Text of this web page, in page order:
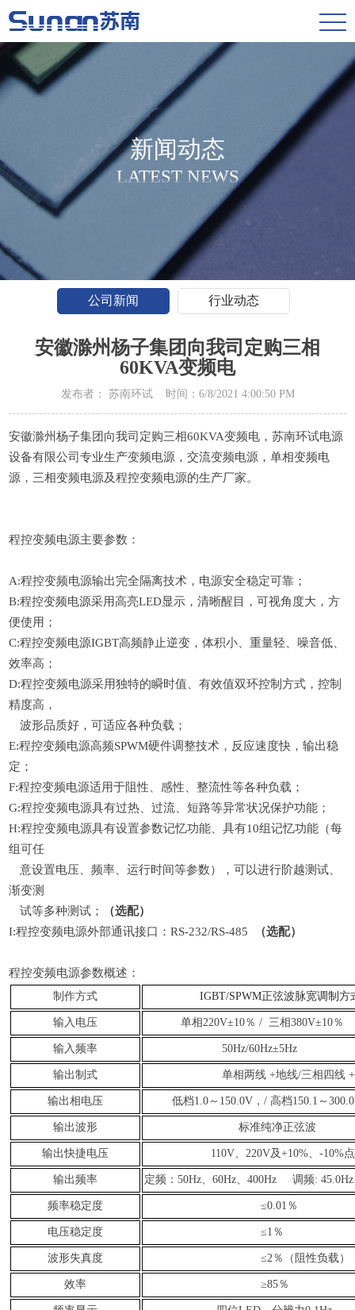
新闻动态
LATEST NEWS
公司新闻 行业动态
安徽滁州杨子集团向我司定购三相
60KVA变频电
发布者： 苏南环试 时间：6/8/2021 4:00:50 PM
安徽滁州杨子集团向我司定购三相60KVA变频电，苏南环试电源
设备有限公司专业生产变频电源，交流变频电源，单相变频电
源，三相变频电源及程控变频电源的生产厂家。
程控变频电源主要参数 ：
A:程控变频电源输出完全隔离技术，电源安全稳定可靠；
B:程控变频电源采用高亮LED显示，清晰醒目，可视角度大，方
便使用；
C:程控变频电源IGBT高频静止逆变，体积小、重量轻、噪音低、
效率高；
D:程控变频电源采用独特的瞬时值、有效值双环控制方式，控制
精度高，
波形品质好，可适应各种负载；
E:程控变频电源高频SPWM硬件调整技术，反应速度快，输出稳
定；
F:程控变频电源适用于阻性、感性、整流性等各种负载；
G:程控变频电源具有过热、过流、短路等异常状况保护功能；
H:程控变频电源具有设置参数记忆功能、具有10组记忆功能（每
组可任
意设置电压、频率、运行时间等参数），可以进行阶越测试、
渐变测
试等多种测试；
（选配）
I:程控变频电源外部通讯接口：RS-232/RS-485 （选配）
程控变频电源参数概述：
制作方式 IGBT/SPWM正弦波脉宽调制方
输入电压 单相220V±10％ / 三相380V±10％
输入频率 50Hz/60Hz±5Hz
输出制式 单相两线 +地线/三相 四线+
输出相 电压 低档1.0～150.0V，/ 高档150.1～
输出波形 标准纯净正弦波
输出快捷电压 110V、220V及+10%、-10%
输出频率 定频：50Hz、60Hz、400Hz 调频: 45.0Hz
频率稳定度 ≤0.01％
电压稳定度 ≤1％
波形失真度 ≤2％（阻性负载）
效率 ≥85％